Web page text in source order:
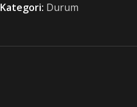
Kategori: Durum